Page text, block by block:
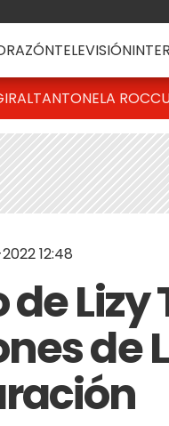
TELEVISIÓN
ANTONELA
12:48
de
de